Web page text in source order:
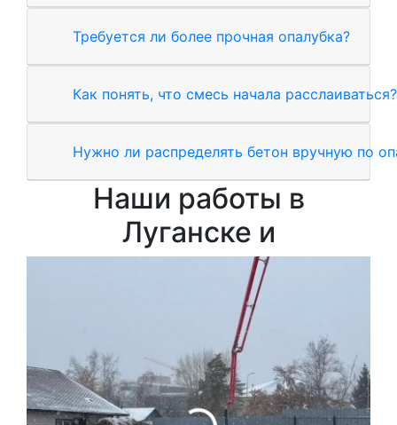
Требуется ли более прочная опалубка?
Как понять, что смесь начала расслаиваться?
Нужно ли распределять бетон вручную по
Наши работы в
Луганске и